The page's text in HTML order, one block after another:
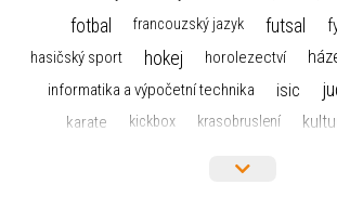
fotbal francouzský jazyk futsal
hasičský sport hokej horolezectví
informatika a výpočetní technika isic
karate
kickbox krasobruslení